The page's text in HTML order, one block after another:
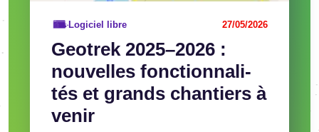
Geotrek 2025–2026 :
nouvelles fonc­tion­na­li­
tés et grands chan­tiers à
venir
Logiciel libre 27/05/2026